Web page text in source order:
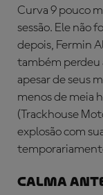
Curva 9 pouco
sessão. Ele não
depois, Fermin
também perdeu
apesar de seus
menos de meia
(Trackhouse
explosão com
CALMA